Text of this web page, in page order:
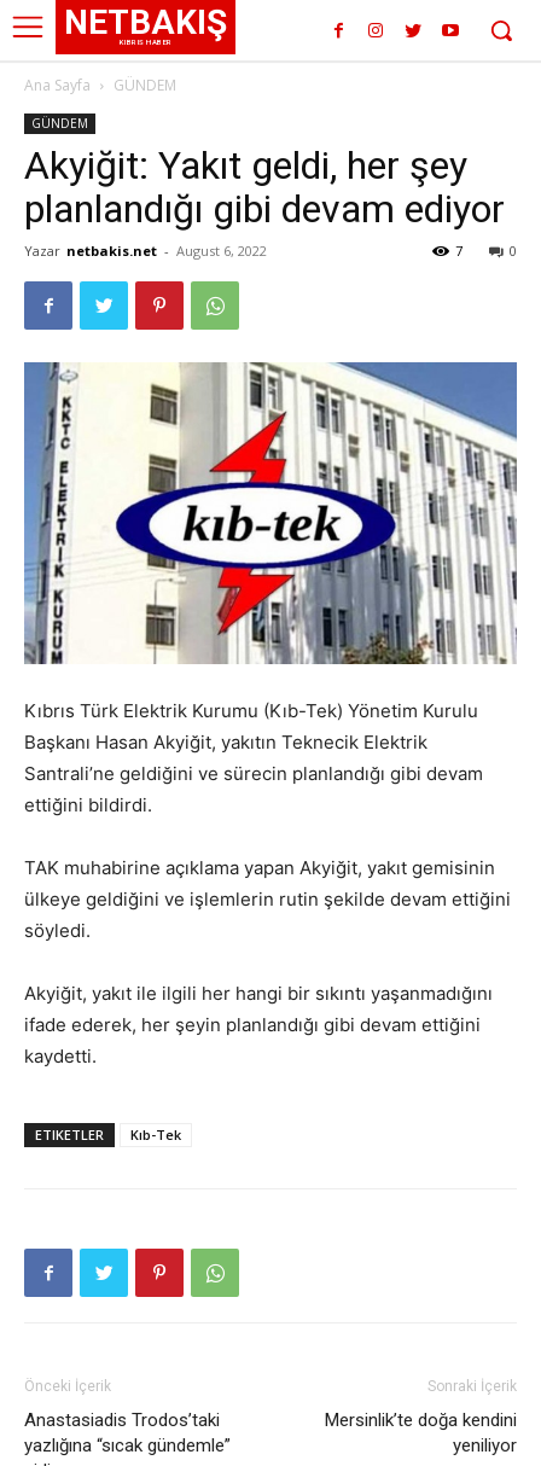
NETBAKIŞ
KIBRIS HABER
Ana Sayfa GÜNDEM
GÜNDEM
Akyiğit: Yakıt geldi, her şey
planlandığı gibi devam ediyor
Yazar netbakis.net - August 6, 2022 0
7
Kıbrıs Türk Elektrik Kurumu (Kıb-Tek) Yönetim Kurulu
Başkanı Hasan Akyiğit, yakıtın Teknecik Elektrik
Santrali’ne geldiğini ve sürecin planlandığı gibi devam
ettiğini bildirdi.
TAK muhabirine açıklama yapan Akyiğit, yakıt gemisinin
ülkeye geldiğini ve işlemlerin rutin şekilde devam ettiğini
söyledi.
Akyiğit, yakıt ile ilgili her hangi bir sıkıntı yaşanmadığını
ifade ederek, her şeyin planlandığı gibi devam ettiğini
kaydetti.
ETIKETLER Kıb-Tek
Önceki İçerik
Anastasiadis Trodos’taki
yazlığına “sıcak gündemle”
Sonraki İçerik
Mersinlik’te doğa kendini
yeniliyor